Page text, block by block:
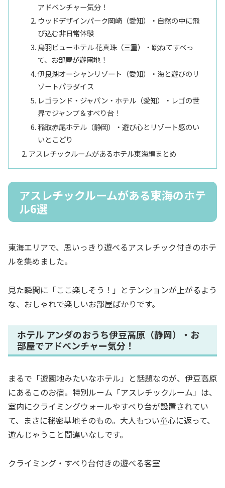
アドベンチャー気分！
ウッドデザインパーク岡崎（愛知）・自然の中に飛
び込む非日常体験
鳥羽ビューホテル 花真珠（三重）・跳ねてすべっ
て、お部屋が遊園地！
伊良湖オーシャンリゾート（愛知）・海と遊びのリ
ゾートパラダイス
レゴランド・ジャパン・ホテル（愛知）・レゴの世
界でジャンプ＆すべり台！
稲取赤尾ホテル（静岡）・遊び心とリゾート感のい
いとこどり
アスレチックルームがあるホテル東海編まとめ
アスレチックルームがある東海のホテ
ル6選
東海エリアで、思いっきり遊べるアスレチック付きのホテ
ルを集めました。
見た瞬間に「ここ楽しそう！」とテンションが上がるよう
な、おしゃれで楽しいお部屋ばかりです。
ホテル アンダのおうち伊豆高原（静岡）・お
部屋でアドベンチャー気分！
まるで「遊園地みたいなホテル」と話題なのが、伊豆高原
にあるこのお宿。特別ルーム「アスレチックルーム」は、
室内にクライミングウォールやすべり台が設置されてい
て、まさに秘密基地そのもの。大人もつい童心に返って、
遊んじゃうこと間違いなしです。
クライミング・すべり台付きの遊べる客室